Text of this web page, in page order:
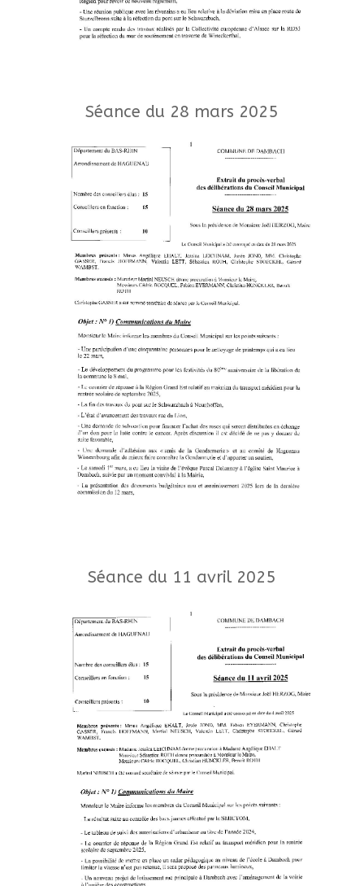
Séance du 28 mars 2025
Séance du 11 avril 2025